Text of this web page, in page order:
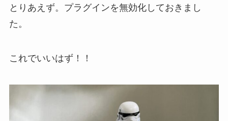
とりあえず。プラグインを無効化しておきまし
た。
これでいいはず！！